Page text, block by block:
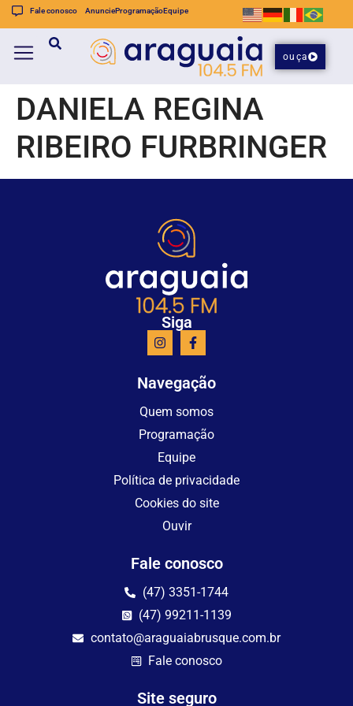
Fale conosco AnuncieProgramaçãoEquipe
ouça
DANIELA REGINA
RIBEIRO FURBRINGER
Siga
Navegação
Quem somos
Programação
Equipe
Política de privacidade
Cookies do site
Ouvir
Fale conosco
(47) 3351-1744
(47) 99211-1139
contato@araguaiabrusque.com.br
Fale conosco
Site seguro